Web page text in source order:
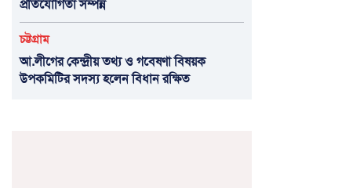
প্রতিযোগিতা সম্পন্ন
চট্টগ্রাম
আ.লীগের কেন্দ্রীয় তথ্য ও গবেষণা বিষয়ক
উপকমিটির সদস্য হলেন বিধান রক্ষিত